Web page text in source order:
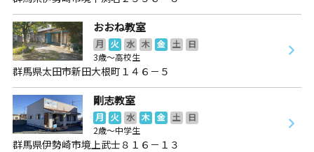
おおね教室
月 火 水 木 金 土
日
3歳～高校生
群馬県太田市新田大根町１４６－５
剛志教室
月 火 水 木 金 土
日
2歳～中学生
群馬県伊勢崎市境上武士８１６－１３